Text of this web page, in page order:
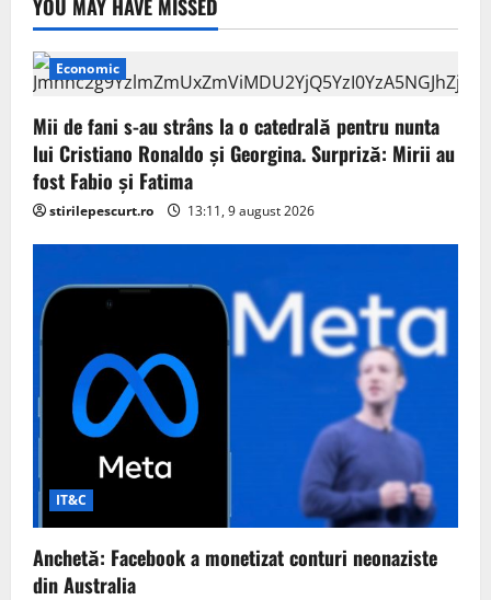
YOU MAY HAVE MISSED
Economic
Mii de fani s-au strâns la o catedrală pentru nunta
lui Cristiano Ronaldo şi Georgina. Surpriză: Mirii au
fost Fabio şi Fatima
stirilepescurt.ro 13:11, 9 august 2026
IT&C
Anchetă: Facebook a monetizat conturi neonaziste
din Australia